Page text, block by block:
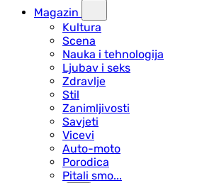
Magazin
Kultura
Scena
Nauka i tehnologija
Ljubav i seks
Zdravlje
Stil
Zanimljivosti
Savjeti
Vicevi
Auto-moto
Porodica
Pitali smo...